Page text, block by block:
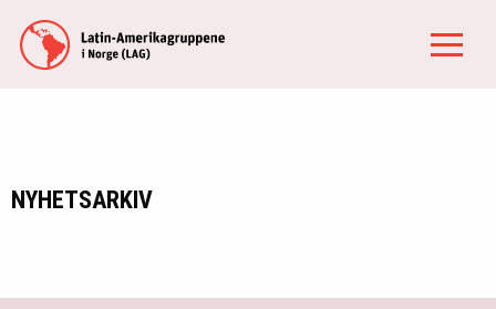
NYHETSARKIV